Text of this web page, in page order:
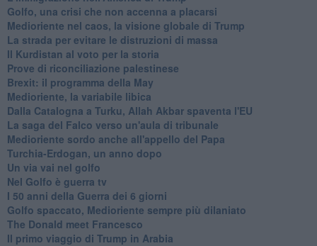
Golfo, una crisi che non accenna a placarsi
Medioriente nel caos, la visione globale di Trump
La strada per evitare le distruzioni di massa
Il Kurdistan al voto per la storia
Prove di riconciliazione palestinese
Brexit: il programma della May
Medioriente, la variabile libica
Dalla Catalogna a Turku, Allah Akbar spaventa l'EU
La saga del Falco verso un'aula di tribunale
Medioriente sordo anche all'appello del Papa
Turchia-Erdogan, un anno dopo
Un via vai nel golfo
Nel Golfo è guerra tv
I 50 anni della Guerra dei 6 giorni
Golfo spaccato, Medioriente sempre più dilaniato
The Donald meet Francesco
Il primo viaggio di Trump in Arabia